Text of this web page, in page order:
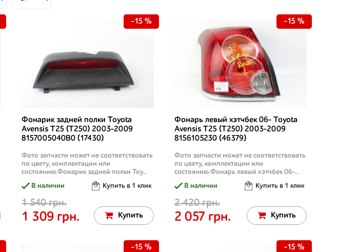
Фонарик задней полки Toyota
Avensis T25 (T250) 2003-2009
8157005040B0 (17430)
Фото запчасти может не соответствовать
по цвету, комплектации или
состоянию.Фонарик задней полки Toy..
В наличии
Купить в 1 клик
1 540 грн.
1 309 грн. Купить
-15 %
Фонарь левый хэтчбек 06- Toyota
Avensis T25 (T250) 2003-2009
8156105230 (46379)
Фото запчасти может не соответствовать
по цвету, комплектации или
состоянию.Фонарь левый хэтчбек 06-..
В наличии
Купить в 1 клик
2 420 грн.
2 057 грн. Купить
-15 %
-15 % -15 %